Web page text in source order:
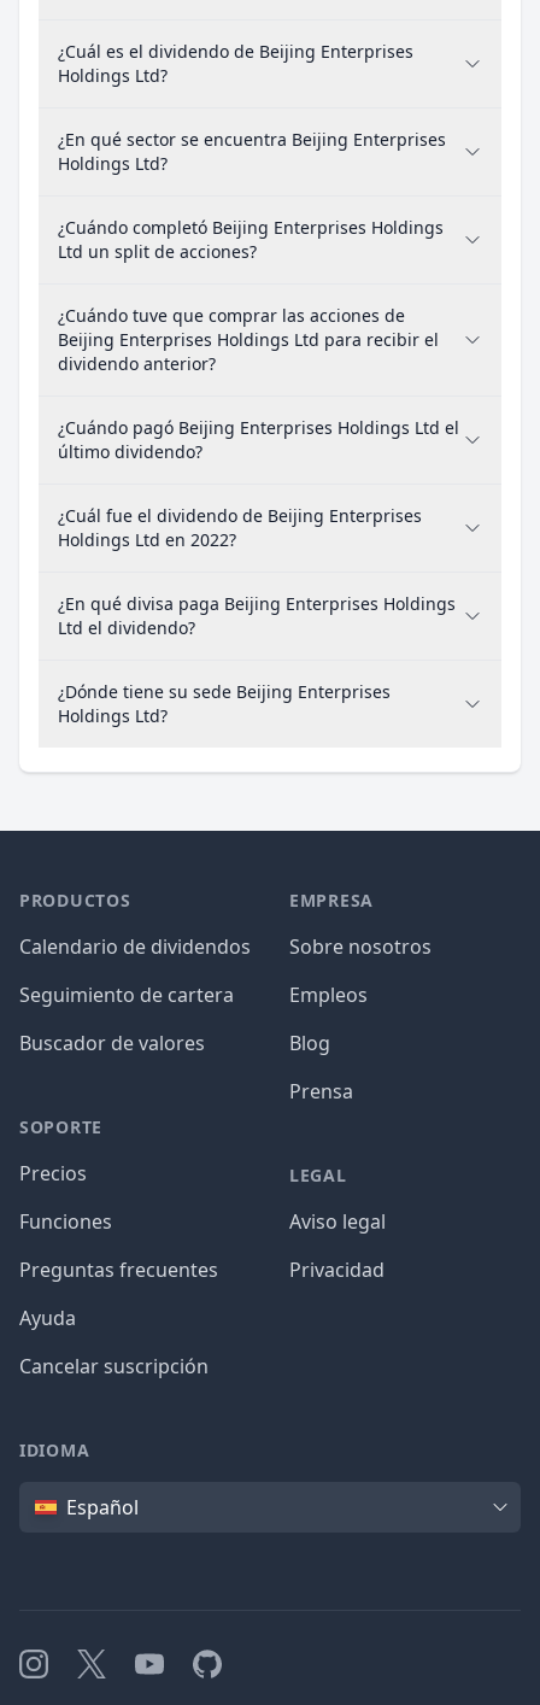
¿Cuál es el dividendo de Beijing Enterprises
Holdings Ltd?
¿En qué sector se encuentra Beijing Enterprises
Holdings Ltd?
¿Cuándo completó Beijing Enterprises Holdings
Ltd un split de acciones?
¿Cuándo tuve que comprar las acciones de
Beijing Enterprises Holdings Ltd para recibir el
dividendo anterior?
¿Cuándo pagó Beijing Enterprises Holdings Ltd el
último dividendo?
¿Cuál fue el dividendo de Beijing Enterprises
Holdings Ltd en 2022?
¿En qué divisa paga Beijing Enterprises Holdings
Ltd el dividendo?
¿Dónde tiene su sede Beijing Enterprises
Holdings Ltd?
PRODUCTOS
Calendario de dividendos
Seguimiento de cartera
Buscador de valores
SOPORTE
Precios
Funciones
Preguntas frecuentes
Ayuda
Cancelar suscripción
EMPRESA
Sobre nosotros
Empleos
Blog
Prensa
LEGAL
Aviso legal
Privacidad
IDIOMA
IdiomaEspañol
Instagram
X YouTubeGitHub